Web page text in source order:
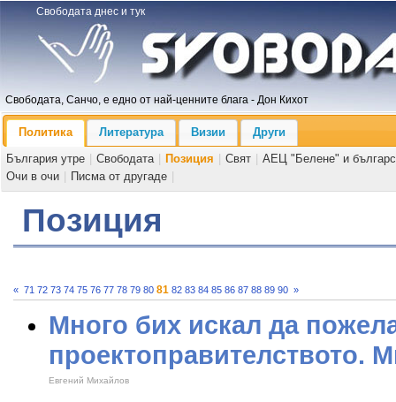
Свободата днес и тук
Свободата, Санчо, е едно от най-ценните блага - Дон Кихот
Политика Литература Визии
Други
България утре
Свободата Позиция Свят
АЕЦ "Белене" и
Очи в очи
Писма от другаде
Позиция
« 71 72 73 74 75 76 77 78 79 80 81 82 83 84 85 86 87 88 89 90 »
Много бих искал да
проектоправителството.
Евгений Михайлов